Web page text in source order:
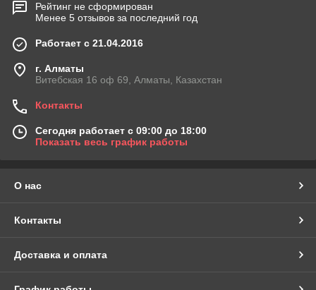
Рейтинг не сформирован
Менее 5 отзывов за последний год
Работает с 21.04.2016
г. Алматы
Витебская 16 оф 69, Алматы, Казахстан
Контакты
Сегодня работает с 09:00 до 18:00
Показать весь график работы
О нас
Контакты
Доставка и оплата